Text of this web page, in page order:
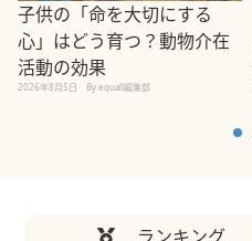
子供の「命を大切にする
心」はどう育つ？動物介在
活動の効果
2026年8月5日 By equall編集部